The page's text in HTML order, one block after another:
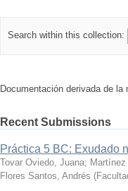
Search within this collection:
Documentación derivada de
Recent Submissions
Práctica 5 BC: Exudado
Tovar Oviedo, Juana; Martínez
Flores Santos, Andrés (